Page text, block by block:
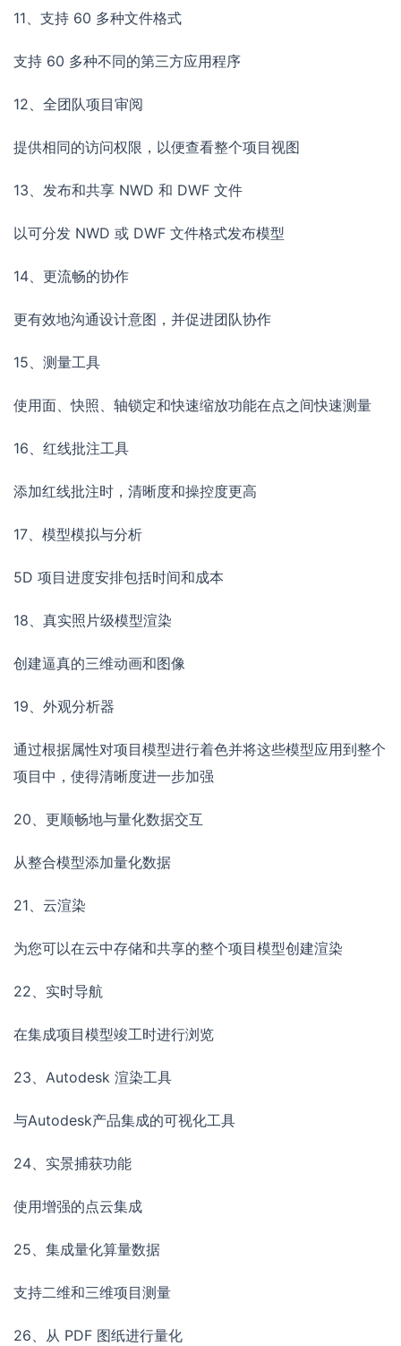
11、支持 60 多种文件格式
支持 60 多种不同的第三方应用程序
12、全团队项目审阅
提供相同的访问权限，以便查看整个项目视图
13、发布和共享 NWD 和 DWF 文件
以可分发 NWD 或 DWF 文件格式发布模型
14、更流畅的协作
更有效地沟通设计意图，并促进团队协作
15、测量工具
使用面、快照、轴锁定和快速缩放功能在点之间快速测量
16、红线批注工具
添加红线批注时，清晰度和操控度更高
17、模型模拟与分析
5D 项目进度安排包括时间和成本
18、真实照片级模型渲染
创建逼真的三维动画和图像
19、外观分析器
通过根据属性对项目模型进行着色并将这些模型应用到整个
项目中，使得清晰度进一步加强
20、更顺畅地与量化数据交互
从整合模型添加量化数据
21、云渲染
为您可以在云中存储和共享的整个项目模型创建渲染
22、实时导航
在集成项目模型竣工时进行浏览
23、Autodesk 渲染工具
与Autodesk产品集成的可视化工具
24、实景捕获功能
使用增强的点云集成
25、集成量化算量数据
支持二维和三维项目测量
26、从 PDF 图纸进行量化